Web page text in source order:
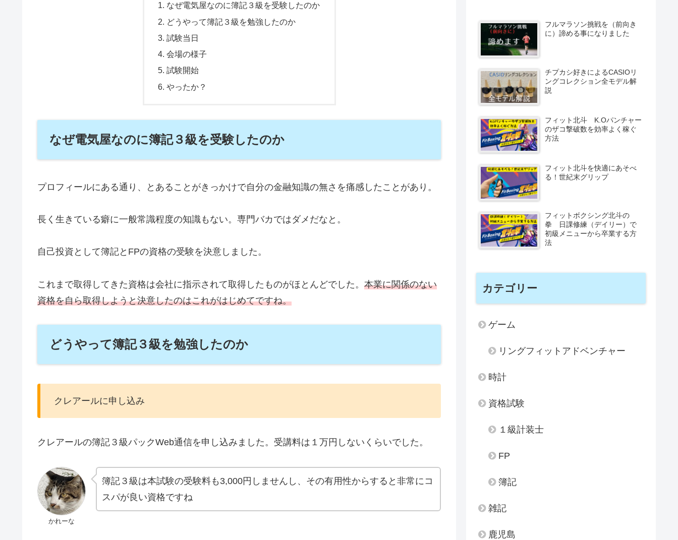
なぜ電気屋なのに簿記３級を受験したのか
どうやって簿記３級を勉強したのか
試験当日
会場の様子
試験開始
やったか？
なぜ電気屋なのに簿記３級を受験したのか
プロフィールにある通り、とあることがきっかけで自分の金融知識の無さを痛感したことがあり。
長く生きている癖に一般常識程度の知識もない。専門バカではダメだなと。
自己投資として簿記とFPの資格の受験を決意しました。
これまで取得してきた資格は会社に指示されて取得したものがほとんどでした。 本業に関係のない
資格を自ら取得しようと決意したのはこれがはじめてですね。
どうやって簿記３級を勉強したのか
クレアールに申し込み
クレアールの簿記３級パックWeb通信を申し込みました。受講料は１万円しないくらいでした。
かれーな
簿記３級は本試験の受験料も3,000円しませんし、その有用性からすると非常にコ
スパが良い資格ですね
フルマラソン挑戦を（前向き
に）諦める事になりました
チプカシ好きによるCASIOリ
ングコレクション全モデル解
説
フィット北斗 K.Oパンチャー
のザコ撃破数を効率よく稼ぐ
方法
フィット北斗を快適にあそべ
る！世紀末グリップ
フィットボクシング北斗の
拳 日課修練（デイリー）で
初級メニューから卒業する方
法
カテゴリー
ゲーム
リングフィットアドベンチャー
時計
資格試験
１級計装士
FP
簿記
雑記
鹿児島